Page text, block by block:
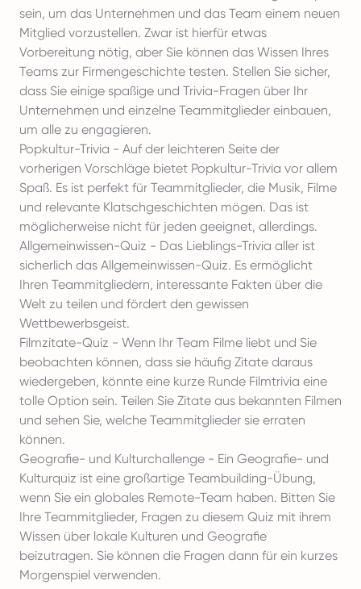
sein, um das Unternehmen und das Team einem neuen
Mitglied vorzustellen. Zwar ist hierfür etwas
Vorbereitung nötig, aber Sie können das Wissen Ihres
Teams zur Firmengeschichte testen. Stellen Sie sicher,
dass Sie einige spaßige und Trivia-Fragen über Ihr
Unternehmen und einzelne Teammitglieder einbauen,
um alle zu engagieren.
Popkultur-Trivia - Auf der leichteren Seite der
vorherigen Vorschläge bietet Popkultur-Trivia vor allem
Spaß. Es ist perfekt für Teammitglieder, die Musik, Filme
und relevante Klatschgeschichten mögen. Das ist
möglicherweise nicht für jeden geeignet, allerdings.
Allgemeinwissen-Quiz - Das Lieblings-Trivia aller ist
sicherlich das Allgemeinwissen-Quiz. Es ermöglicht
Ihren Teammitgliedern, interessante Fakten über die
Welt zu teilen und fördert den gewissen
Wettbewerbsgeist.
Filmzitate-Quiz - Wenn Ihr Team Filme liebt und Sie
beobachten können, dass sie häufig Zitate daraus
wiedergeben, könnte eine kurze Runde Filmtrivia eine
tolle Option sein. Teilen Sie Zitate aus bekannten Filmen
und sehen Sie, welche Teammitglieder sie erraten
können.
Geografie- und Kulturchallenge - Ein Geografie- und
Kulturquiz ist eine großartige Teambuilding-Übung,
wenn Sie ein globales Remote-Team haben. Bitten Sie
Ihre Teammitglieder, Fragen zu diesem Quiz mit ihrem
Wissen über lokale Kulturen und Geografie
beizutragen. Sie können die Fragen dann für ein kurzes
Morgenspiel verwenden.